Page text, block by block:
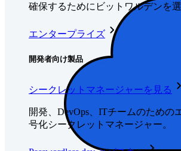
確保するためにビットワルデンを選
エンタープライズ
開発者向け製品
シークレットマネージャーを見る
開発、DevOps、ITチームのための
号化シークレットマネージャー。